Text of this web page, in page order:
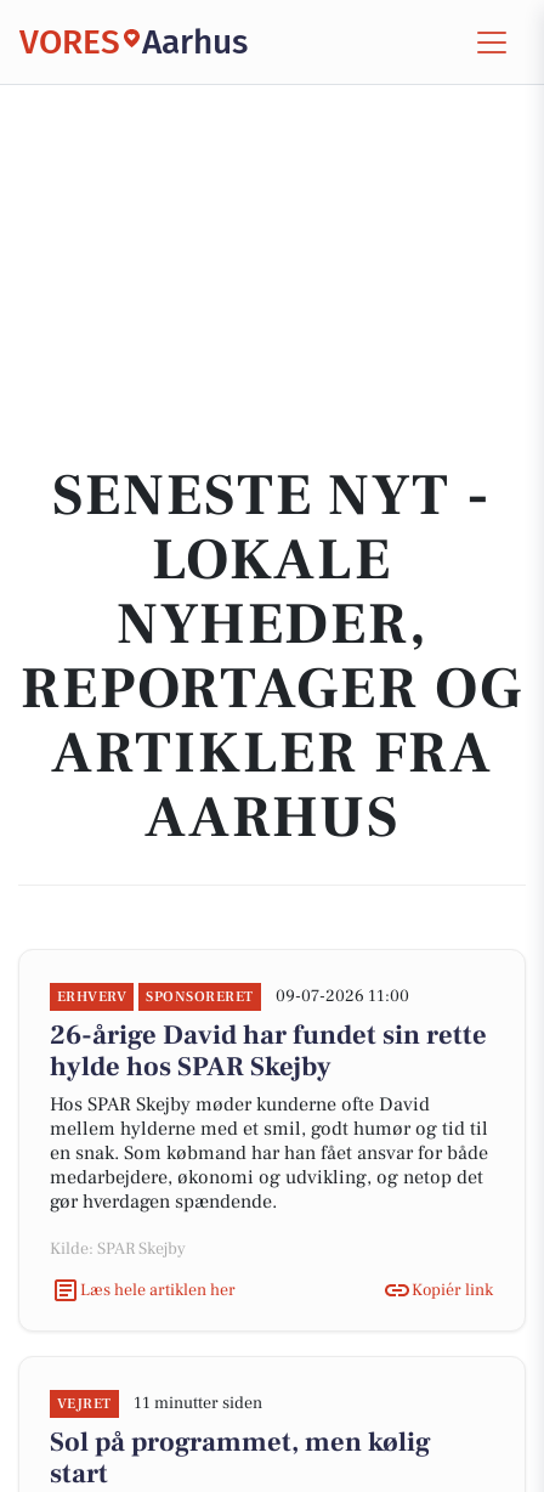
VORES Aarhus
SENESTE NYT -
LOKALE
NYHEDER,
REPORTAGER OG
ARTIKLER FRA
AARHUS
ERHVERV SPONSORERET 09-07-2026 11:00
26-årige David har fundet sin rette
hylde hos SPAR Skejby
Hos SPAR Skejby møder kunderne ofte David
mellem hylderne med et smil, godt humør og tid til
en snak. Som købmand har han fået ansvar for både
medarbejdere, økonomi og udvikling, og netop det
gør hverdagen spændende.
Kilde: SPAR Skejby
Læs hele artiklen her
Kopiér link
VEJRET 11 minutter siden
Sol på programmet, men kølig
start